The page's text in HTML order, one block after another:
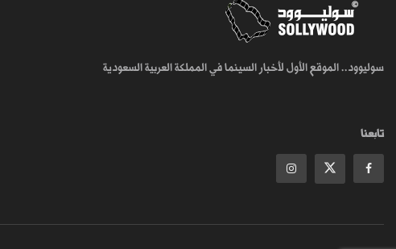
سوليوود.. الموقع الأول لأخبار السينما في المملكة العربية السعودية
تابعنا